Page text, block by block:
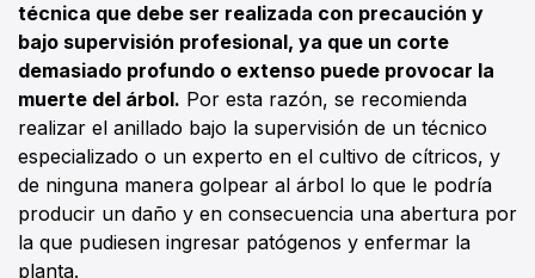
técnica que debe ser realizada con precaución y
bajo supervisión profesional, ya que un corte
demasiado profundo o extenso puede provocar la
muerte del árbol. Por esta razón, se recomienda
realizar el anillado bajo la supervisión de un técnico
especializado o un experto en el cultivo de cítricos, y
de ninguna manera golpear al árbol lo que le podría
producir un daño y en consecuencia una abertura por
la que pudiesen ingresar patógenos y enfermar la
planta.